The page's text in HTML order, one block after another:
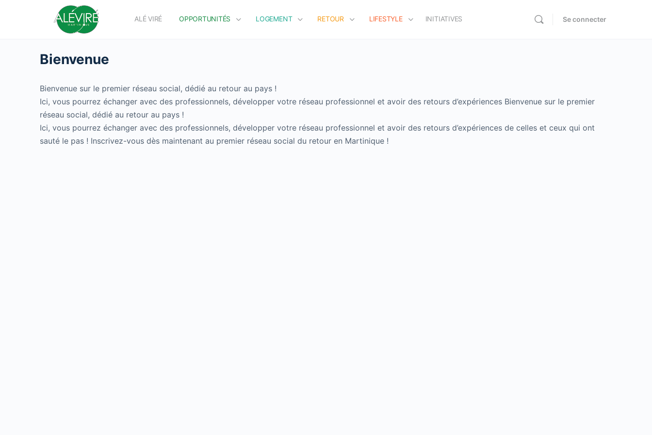
ALÉ VIRÉ OPPORTUNITÉS LOGEMENT RETOUR LIFESTYLE INITIATIVES Se connecter
Bienvenue
Bienvenue sur le premier réseau social, dédié au retour au pays !
Ici, vous pourrez échanger avec des professionnels, développer votre réseau professionnel et avoir des retours d’expériences Bienvenue sur le premier
réseau social, dédié au retour au pays !
Ici, vous pourrez échanger avec des professionnels, développer votre réseau professionnel et avoir des retours d’expériences de celles et ceux qui ont
sauté le pas ! Inscrivez-vous dès maintenant au premier réseau social du retour en Martinique !